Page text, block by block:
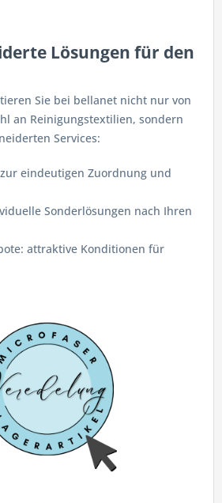
Lösungen für den
Sie bei bellanet nicht nur von
an Reinigungstextilien, sondern
Services:
eindeutigen Zuordnung und
Sonderlösungen nach Ihren
attraktive Konditionen für